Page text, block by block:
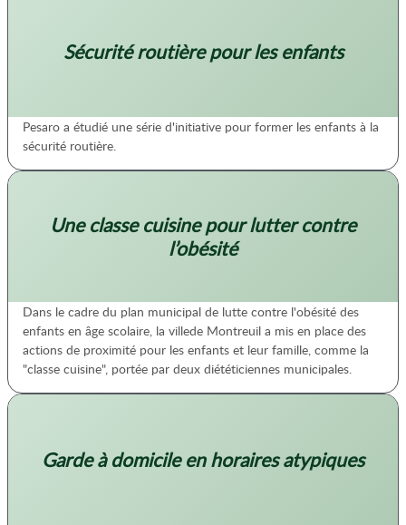
Sécurité routière pour les enfants
Pesaro a étudié une série d'initiative pour former les enfants à la
sécurité routière.
Une classe cuisine pour lutter contre
l’obésité
Dans le cadre du plan municipal de lutte contre l'obésité des
enfants en âge scolaire, la villede Montreuil a mis en place des
actions de proximité pour les enfants et leur famille, comme la
"classe cuisine", portée par deux diététiciennes municipales.
Garde à domicile en horaires atypiques